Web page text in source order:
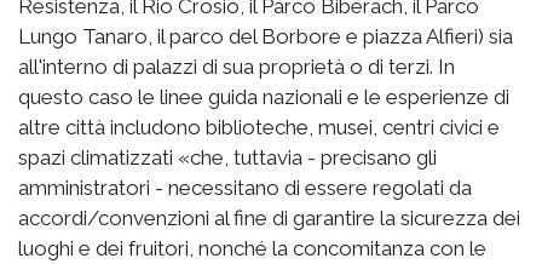
Resistenza, il Rio Crosio, il Parco Biberach, il Parco
Lungo Tanaro, il parco del Borbore e piazza Alfieri) sia
all'interno di palazzi di sua proprietà o di terzi. In
questo caso le linee guida nazionali e le esperienze di
altre città includono biblioteche, musei, centri civici e
spazi climatizzati «che, tuttavia - precisano gli
amministratori - necessitano di essere regolati da
accordi/convenzioni al fine di garantire la sicurezza dei
luoghi e dei fruitori, nonché la concomitanza con le